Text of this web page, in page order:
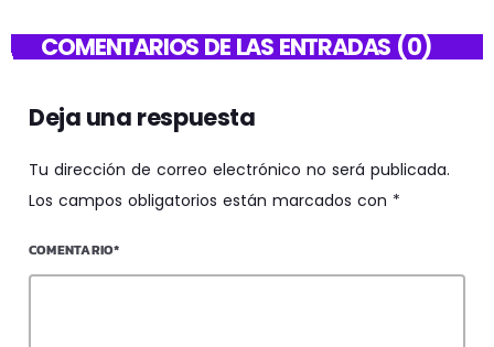
COMENTARIOS DE LAS ENTRADAS (0)
Deja una respuesta
Tu dirección de correo electrónico no será publicada.
Los campos obligatorios están marcados con *
COMENTARIO*